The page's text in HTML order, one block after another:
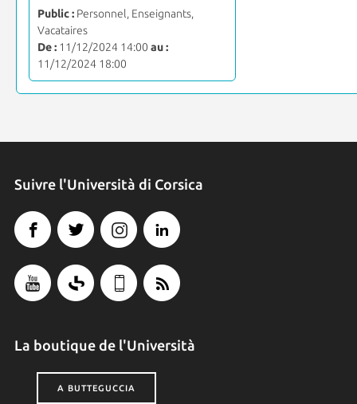
Public :Personnel, Enseignants,
Vacataires
De :11/12/2024 14:00 au :
11/12/2024 18:00
Suivre l'Università di Corsica
La boutique de l'Università
A BUTTEGUCCIA